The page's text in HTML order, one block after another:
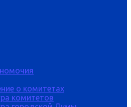
о комитетах
комитетов